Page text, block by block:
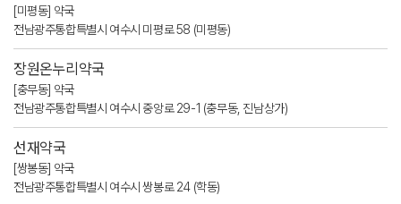
[미평동] 약국
전남광주통합특별시 여수시 미평로 58 (미평동)
장원온누리약국
[충무동] 약국
전남광주통합특별시 여수시 중앙로 29-1 (충무동, 진남상가)
선재약국
[쌍봉동] 약국
전남광주통합특별시 여수시 쌍봉로 24 (학동)